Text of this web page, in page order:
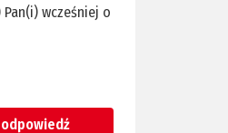
Pan(i) wcześniej o